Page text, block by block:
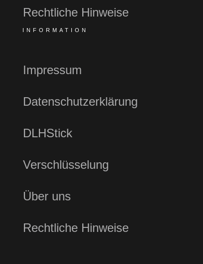
Rechtliche Hinweise
INFORMATION
Impressum
Datenschutzerklärung
DLHStick
Verschlüsselung
Über uns
Rechtliche Hinweise